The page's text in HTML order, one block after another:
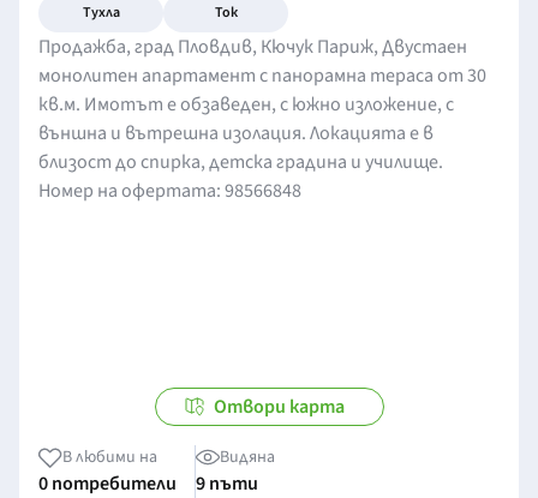
Тухла Ток
Продажба, град Пловдив, Кючук Париж, Двустаен
монолитен апартамент с панорамна тераса от 30
кв.м. Имотът е обзаведен, с южно изложение, с
външна и вътрешна изолация. Локацията е в
близост до спирка, детска градина и училище.
Номер на офертата: 98566848
Отвори карта
В любими на
0 потребители
Видяна
9 пъти